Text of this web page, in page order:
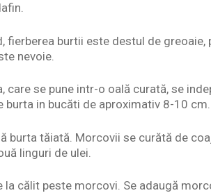
fierberea burtii este destul de greoaie,
nevoie.
se pune intr-o oală curată, se
burta in bucăti de aproximativ 8-10 cm.
burta tăiată. Morcovii se curătă de
linguri de ulei.
călit peste morcovi. Se adaugă